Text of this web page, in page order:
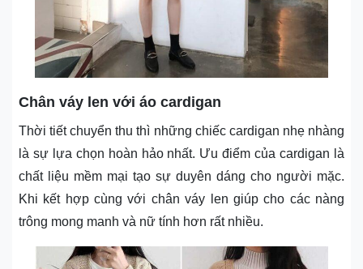
Chân váy len với áo cardigan
Thời tiết chuyển thu thì những chiếc cardigan nhẹ nhàng
là sự lựa chọn hoàn hảo nhất. Ưu điểm của cardigan là
chất liệu mềm mại tạo sự duyên dáng cho người mặc.
Khi kết hợp cùng với chân váy len giúp cho các nàng
trông mong manh và nữ tính hơn rất nhiều.